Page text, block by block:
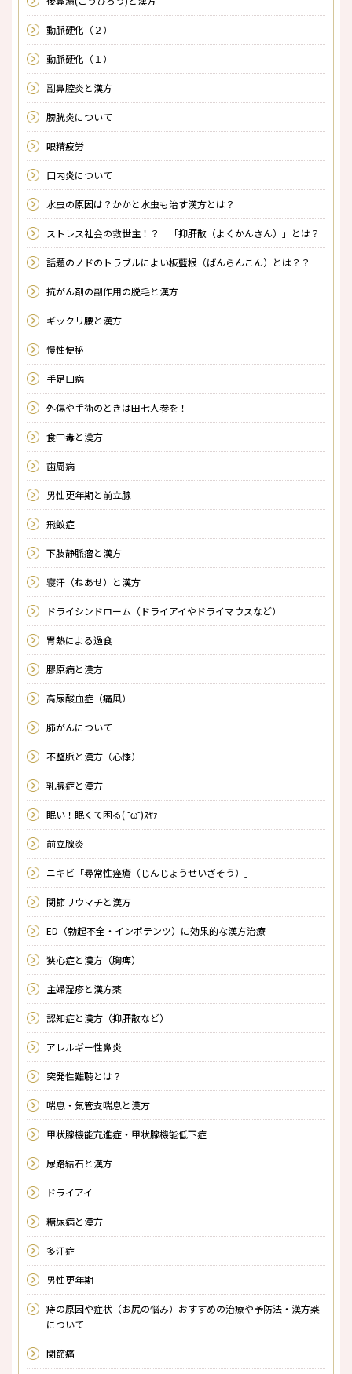
動脈硬化（２）
動脈硬化（１）
副鼻腔炎と漢方
膀胱炎について
眼精疲労
口内炎について
水虫の原因は？かかと水虫も治す漢方とは？
ストレス社会の救世主！？ 「抑肝散（よくかんさん）」とは？
話題のノドのトラブルによい板藍根（ばんらんこん）とは？？
抗がん剤の副作用の脱毛と漢方
ギックリ腰と漢方
慢性便秘
手足口病
外傷や手術のときは田七人参を！
食中毒と漢方
歯周病
男性更年期と前立腺
飛蚊症
下肢静脈瘤と漢方
寝汗（ねあせ）と漢方
ドライシンドローム（ドライアイやドライマウスなど）
胃熱による過食
膠原病と漢方
高尿酸血症（痛風）
肺がんについて
不整脈と漢方（心悸）
乳腺症と漢方
眠い！眠くて困る( ˘ω˘)ｽﾔｧ
前立腺炎
ニキビ「尋常性痤瘡（じんじょうせいざそう）」
関節リウマチと漢方
ED（勃起不全・インポテンツ）に効果的な漢方治療
狭心症と漢方（胸痺）
主婦湿疹と漢方薬
認知症と漢方（抑肝散など）
アレルギー性鼻炎
突発性難聴とは？
喘息・気管支喘息と漢方
甲状腺機能亢進症・甲状腺機能低下症
尿路結石と漢方
ドライアイ
糖尿病と漢方
多汗症
男性更年期
痔の原因や症状（お尻の悩み）おすすめの治療や予防法・漢方薬
について
関節痛